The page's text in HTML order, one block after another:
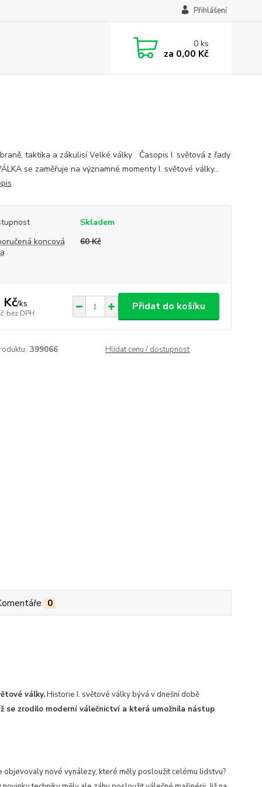
Přihlášení
0ks
za 0,00 Kč
taktika a zákulisí Velké války Časopis I. světová z řady
se zaměřuje na významné momenty I. světové války...
Skladem
koncová
60 Kč
Kč/ks
bez DPH
Přidat do košíku
399066 Hlídat cenu / dostupnost
0
války.Historie I. světové války bývá v dnešní době
se zrodilo moderní válečnictví a která umožnila nástup
nové vynálezy, které měly posloužit celému lidstvu?